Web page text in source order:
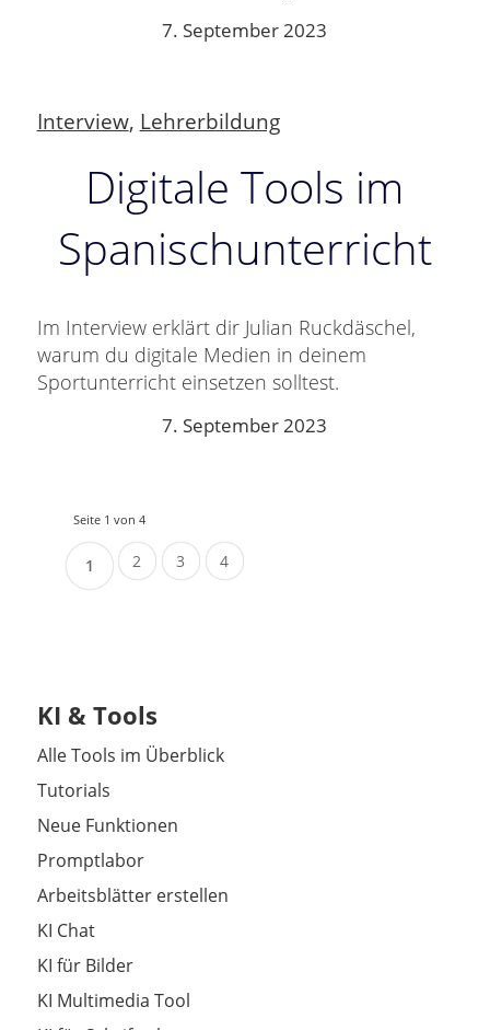
7. September 2023
Interview, Lehrerbildung
Digitale Tools im
Spanischunterricht
Im Interview erklärt dir Julian Ruckdäschel,
warum du digitale Medien in deinem
Sportunterricht einsetzen solltest.
7. September 2023
Seite 1 von 4
1 2 3 4
KI & Tools
Alle Tools im Überblick
Tutorials
Neue Funktionen
Promptlabor
Arbeitsblätter erstellen
KI Chat
KI für Bilder
KI Multimedia Tool